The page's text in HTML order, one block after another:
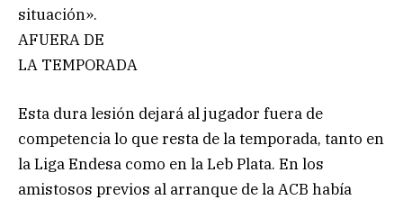
situación».
AFUERA DE
LA TEMPORADA
Esta dura lesión dejará al jugador fuera de
competencia lo que resta de la temporada, tanto en
la Liga Endesa como en la Leb Plata. En los
amistosos previos al arranque de la ACB había